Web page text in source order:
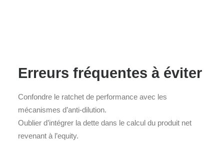
Erreurs fréquentes à éviter
Confondre le ratchet de performance avec les
mécanismes d’anti‑dilution.
Oublier d’intégrer la dette dans le calcul du produit net
revenant à l’equity.